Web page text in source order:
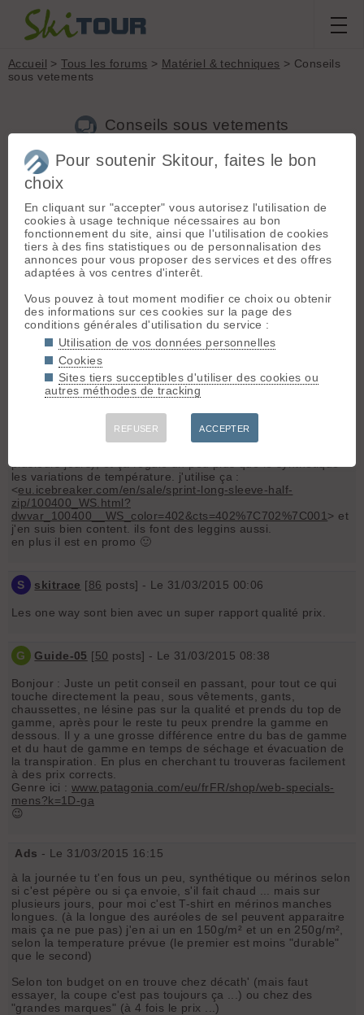
Accueil >Tous les forums > Matériel & techniques > Conseils
sous vetements
Conseils sous vetements
Nouveau sujet
Voir tous les sujets Chercher Archives
T
tetiaroa59[38posts] - Le 30/03/2015 19:26
Bonjour,
pour le ski de rando. Tee-shirt manche longue que l'on met à
même la peau et collant. Quels sont vos avis sur les produits
dits techniques qui se font aujourd'hui et sur les différentes
marques?
Merci à vous...
les variations de température. j'utilise ça :
<eu.icebreaker.com/en/sale/sprint-long-sleeve-half-
zip/100400_WS.html?
dwvar_100400__WS_color=402&cts=402%7C702%7C001 > et
j'en suis bien content. ils font des leggins aussi.
en plus il est en promo 🙂
S skitrace [86 posts] - Le 31/03/2015 00:06
Les one way sont bien avec un super rapport qualité prix.
G Guide-05 [50 posts] - Le 31/03/2015 08:38
Bonjour : Juste un petit conseil en passant, pour tout ce qui
touche directement la peau, sous vêtements, gants,
chaussettes, ne lésine pas sur la qualité et prends du top de
gamme, après pour le reste tu peux prendre la gamme en
dessous. Il y a une grosse différence entre du bas de gamme
et du haut de gamme en temps de séchage et évacuation de
la transpiration. En plus en cherchant tu trouveras facilement
à des prix corrects.
Genre ici :www.patagonia.com/eu/frFR/shop/web-specials-
mens?k=1D-ga
😉
Ads - Le 31/03/2015 16:15
à la journée tu t'en fous un peu, synthétique ou mérinos selon
si c'est pépère ou si ça envoie, s'il fait chaud ... mais sur
plusieurs jours, pour moi c'est T-shirt en mérinos manches
longues. (à la longue des auréoles de sel peuvent apparaitre
mais ça ne pue pas) j'en ai un en 150g/m² et un en 250g/m²,
selon la temperature prévue (le premier est moins "durable"
que le second)
Selon ton budget on en trouve chez décath' (mais faut
essayer, la coupe c'est pas toujours ça ...) ou chez des
"grandes marques" (à 4 fois le prix ...)
Pour soutenir Skitour, faites le bon
choix
En cliquant sur "accepter" vous autorisez l'utilisation de
cookies à usage technique nécessaires au bon
fonctionnement du site, ainsi que l'utilisation de cookies
tiers à des fins statistiques ou de personnalisation des
annonces pour vous proposer des services et des offres
adaptées à vos centres d'interêt.
Vous pouvez à tout moment modifier ce choix ou obtenir
des informations sur ces cookies sur la page des
conditions générales d'utilisation du service :
Utilisation de vos données personnelles
Cookies
Sites tiers succeptibles d'utiliser des cookies ou
autres méthodes de tracking
REFUSER ACCEPTER